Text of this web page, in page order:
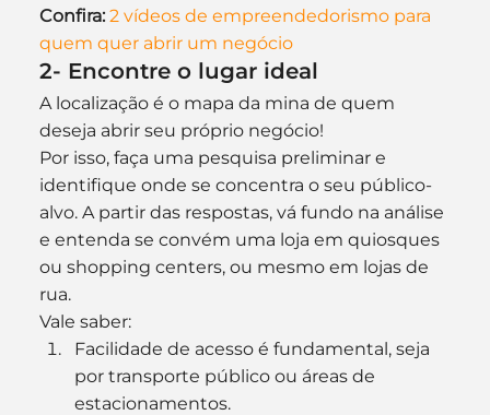
Confira: 2 vídeos de empreendedorismo para
quem quer abrir um negócio
2- Encontre o lugar ideal
A localização é o mapa da mina de quem
deseja abrir seu próprio negócio!
Por isso, faça uma pesquisa preliminar e
identifique onde se concentra o seu público-
alvo. A partir das respostas, vá fundo na análise
e entenda se convém uma loja em quiosques
ou shopping centers, ou mesmo em lojas de
rua.
Vale saber:
Facilidade de acesso é fundamental, seja
por transporte público ou áreas de
estacionamentos.